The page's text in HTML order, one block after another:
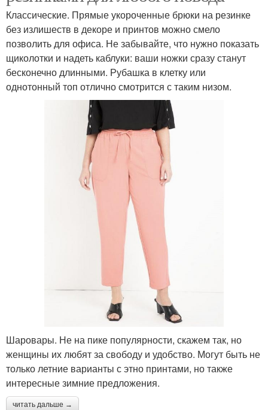
Классические. Прямые укороченные брюки на резинке
без излишеств в декоре и принтов можно смело
позволить для офиса. Не забывайте, что нужно показать
щиколотки и надеть каблуки: ваши ножки сразу станут
бесконечно длинными. Рубашка в клетку или
однотонный топ отлично смотрится с таким низом.
Шаровары. Не на пике популярности, скажем так, но
женщины их любят за свободу и удобство. Могут быть не
только летние варианты с этно принтами, но также
интересные зимние предложения.
читать дальше →